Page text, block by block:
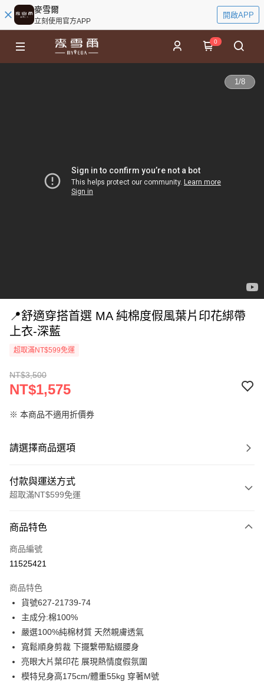
麥雪爾
立刻使用官方APP
開啟APP
0
1/8
📍舒適穿搭首選 MA 純棉度假風葉片印花綁帶
上衣-深藍
超取滿NT$599免運
NT$3,500
NT$1,575
※ 本商品不適用折價券
請選擇商品選項
付款與運送方式
超取滿NT$599免運
信用卡一次付款
信用卡分期付款
合作金庫商業銀行
華南商業銀行
上海商業儲蓄銀行
國泰世華商業銀行
兆豐國際商業銀行
臺灣中小企業銀行
匯豐（台灣）商業銀行
聯邦商業銀行
遠東國際商業銀行
元大商業銀行
永豐商業銀行
超商取貨付款
LINE Pay
Apple Pay
街口支付
商品特色
商品編號
11525421
商品特色
貨號627-21739-74
主成分:棉100%
嚴選100%純棉材質 天然親膚透氣
寬鬆順身剪裁 下擺繫帶點綴腰身
亮眼大片葉印花 展現熱情度假氛圍
模特兒身高175cm/體重55kg 穿著M號